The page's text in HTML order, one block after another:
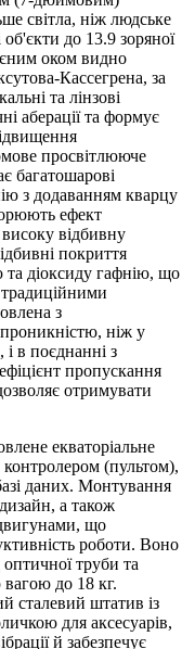
світла, ніж людське
до 13.9 зоряної
оком видно
Кассегрена, за
та лінзові
аберації та формує
просвітлююче
багатошарові
з додаванням кварцу
ефект
відбивну
покриття
та діоксиду гафнію, що
з
ніж у
і в поєднанні з
пропускання
отримувати
екваторіальне
(пультом),
даних. Монтування
а також
що
роботи. Воно
труби та
вагою до 18 кг.
сталевий штатив із
для аксесуарів,
й забезпечує